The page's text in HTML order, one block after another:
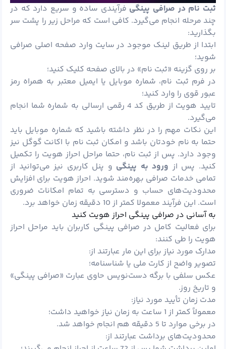
ثبت نام در صرافی پینگی فرآیندی ساده و سریع دارد که در
چند مرحله انجام می‌گیرد. کافی است که مراحل زیر را پشت سر
بگذارید:
ابتدا از طریق لینک موجود در سایت وارد صفحه اصلی صرافی
شوید؛
بر روی گزینه «ثبت نام» در بالای صفحه کلیک کنید؛
در فرم ثبت نام، شماره موبایل یا ایمیل معتبر به همراه رمز
عبور قوی را وارد کنید؛
تایید هویت از طریق کد 4 رقمی ارسالی به شماره شما انجام
می‌گیرد.
این نکات مهم را در نظر داشته باشید که شماره موبایل باید
حتما به نام خودتان باشد و امکان ثبت نام با اکانت گوگل نیز
وجود دارد. پس از ثبت نام، حتما مراحل احراز هویت را تکمیل
کنید. پس از ورود به پینگی و پنل کاربری نیز می‌توانید از
تمامی خدمات صرافی بهره‌مند شوید. احراز هویت برای افزایش
محدودیت‌های حساب و دسترسی به تمام امکانات ضروری
است. این فرآیند معمولا کمتر از 10 دقیقه زمان خواهد برد.
به آسانی در صرافی پینگی احراز هویت کنید
برای فعالیت کامل در صرافی پینگی کاربران باید مراحل احراز
هویت را طی کنند:
مدارک مورد نیاز برای این مار عبارتند از:
تصویر واضح از کارت ملی یا شناسنامه؛
عکس سلفی با برگه دست‌نویس حاوی عبارت «صرافی پینگی»
و تاریخ روز.
مدت زمان تأیید مورد نیاز:
معمولاً کمتر از 1 ساعت به زمان نیاز خواهید داشت؛
در برخی موارد تا 5 دقیقه هم انجام خواهد شد.
محدودیت‌های برداشت عبارتند از: